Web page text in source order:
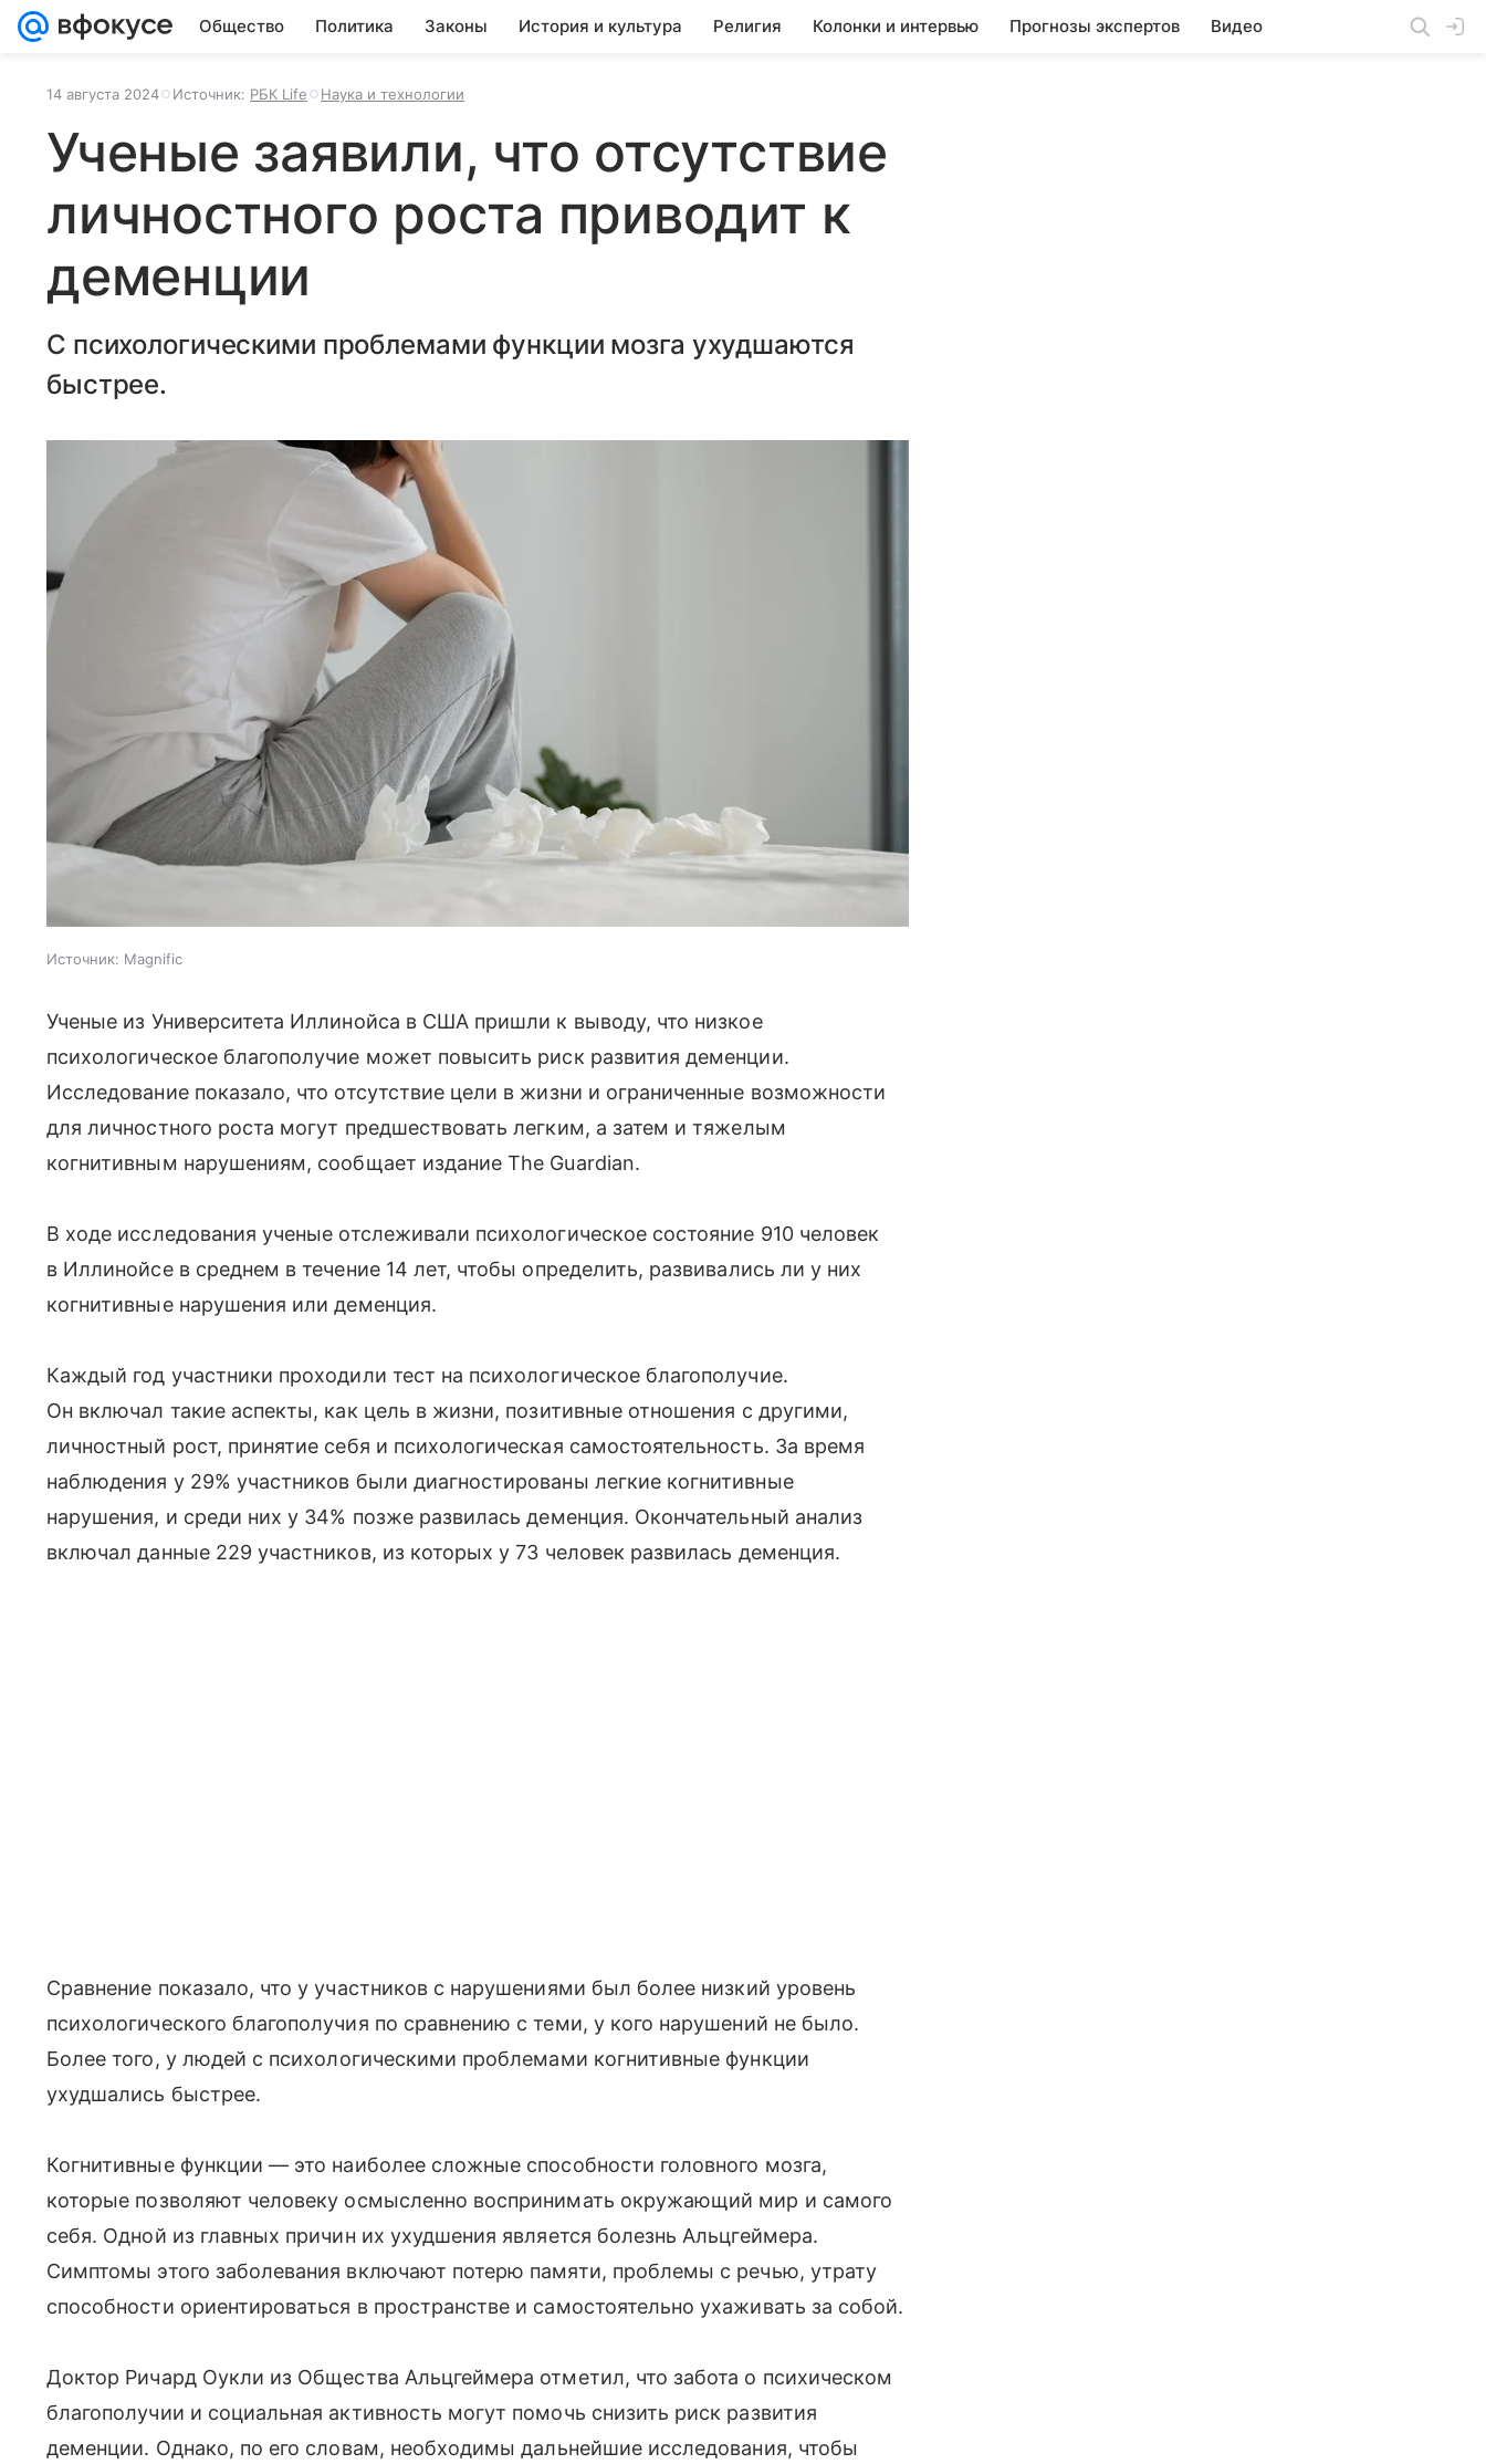
Общество Политика Законы История и культура Религия Колонки и интервью Прогнозы экспертов Видео
14 августа 2024 Источник: РБК Life Наука и технологии
Ученые заявили, что отсутствие
личностного роста приводит к
деменции
С психологическими проблемами функции мозга ухудшаются
быстрее.
Источник: Magnific
Ученые из Университета Иллинойса в США пришли к выводу, что низкое
психологическое благополучие может повысить риск развития деменции.
Исследование показало, что отсутствие цели в жизни и ограниченные возможности
для личностного роста могут предшествовать легким, а затем и тяжелым
когнитивным нарушениям, сообщает издание The Guardian.
В ходе исследования ученые отслеживали психологическое состояние 910 человек
в Иллинойсе в среднем в течение 14 лет, чтобы определить, развивались ли у них
когнитивные нарушения или деменция.
Каждый год участники проходили тест на психологическое благополучие.
Он включал такие аспекты, как цель в жизни, позитивные отношения с другими,
личностный рост, принятие себя и психологическая самостоятельность. За время
наблюдения у 29% участников были диагностированы легкие когнитивные
нарушения, и среди них у 34% позже развилась деменция. Окончательный анализ
включал данные 229 участников, из которых у 73 человек развилась деменция.
Сравнение показало, что у участников с нарушениями был более низкий уровень
психологического благополучия по сравнению с теми, у кого нарушений не было.
Более того, у людей с психологическими проблемами когнитивные функции
ухудшались быстрее.
Когнитивные функции — это наиболее сложные способности головного мозга,
которые позволяют человеку осмысленно воспринимать окружающий мир и самого
себя. Одной из главных причин их ухудшения является болезнь Альцгеймера.
Симптомы этого заболевания включают потерю памяти, проблемы с речью, утрату
способности ориентироваться в пространстве и самостоятельно ухаживать за собой.
Доктор Ричард Оукли из Общества Альцгеймера отметил, что забота о психическом
благополучии и социальная активность могут помочь снизить риск развития
деменции. Однако, по его словам, необходимы дальнейшие исследования, чтобы